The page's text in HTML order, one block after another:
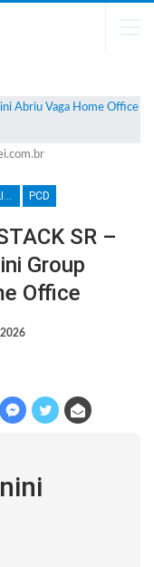
ATENDIMENTO AO CLIENTE PCD
SR –
Group
Office